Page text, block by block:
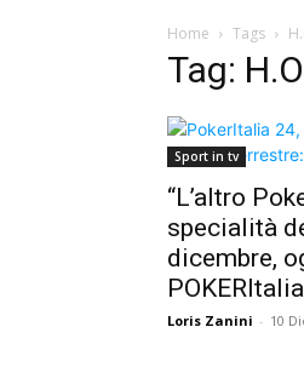
Home Tags
Tag:
Sport in tv
“L’altro
specialità
dicembre,
Loris Zanini - 10